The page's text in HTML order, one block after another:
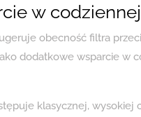
w
obecność filtra
dodatkowe wsparcie w
klasycznej, wysokiej